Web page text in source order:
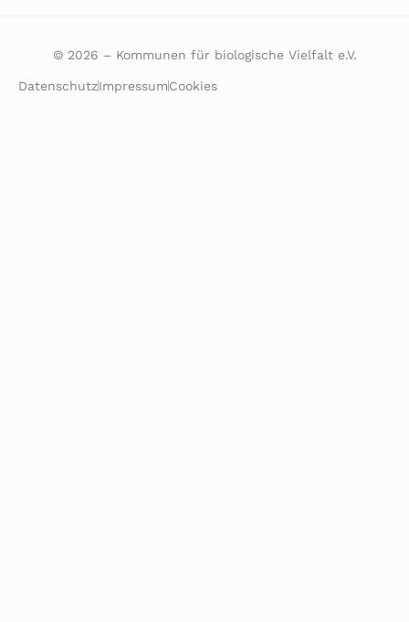
© 2026 – Kommunen für biologische Vielfalt e.V.
DatenschutzImpressumCookies